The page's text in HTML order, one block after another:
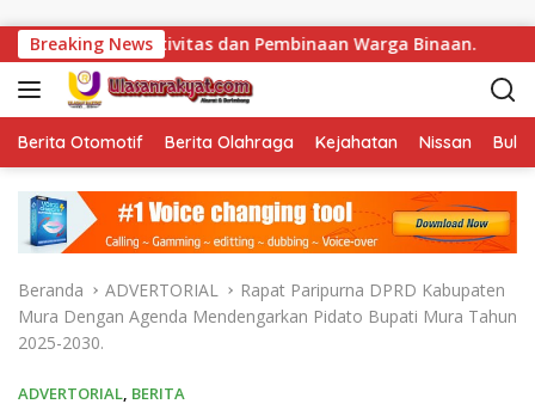
Breaking News
Pembinaan Warga Binaan. Bukan Sekadar
Berita Otomotif Berita Olahraga Kejahatan Nissan
Beranda ADVERTORIAL
Rapat Paripurna DPRD Kabupaten
Mura Dengan Agenda Mendengarkan Pidato Bupati Mura Tahun
2025-2030.
ADVERTORIAL, BERITA